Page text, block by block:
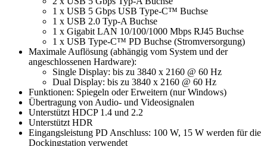
1 x USB 5 Gbps USB Type-C™ Buchse
1 x USB 2.0 Typ-A Buchse
1 x Gigabit LAN 10/100/1000 Mbps RJ45 Buchse
1 x USB Type-C™ PD Buchse (Stromversorgung)
Maximale Auflösung (abhängig vom System und der
angeschlossenen Hardware):
Single Display: bis zu 3840 x 2160 @ 60 Hz
Dual Display: bis zu 3840 x 2160 @ 60 Hz
Funktionen: Spiegeln oder Erweitern (nur Windows)
Übertragung von Audio- und Videosignalen
Unterstützt HDCP 1.4 und 2.2
Unterstützt HDR
Eingangsleistung PD Anschluss: 100 W, 15 W werden für die
Dockingstation verwendet